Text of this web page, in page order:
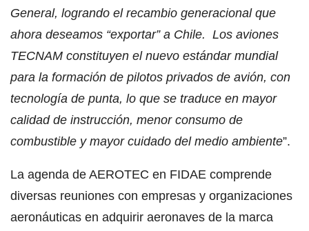
General, logrando el recambio generacional que
ahora deseamos “exportar” a Chile. Los aviones
TECNAM constituyen el nuevo estándar mundial
para la formación de pilotos privados de avión, con
tecnología de punta, lo que se traduce en mayor
calidad de instrucción, menor consumo de
combustible y mayor cuidado del medio ambiente”.
La agenda de AEROTEC en FIDAE comprende
diversas reuniones con empresas y organizaciones
aeronáuticas en adquirir aeronaves de la marca